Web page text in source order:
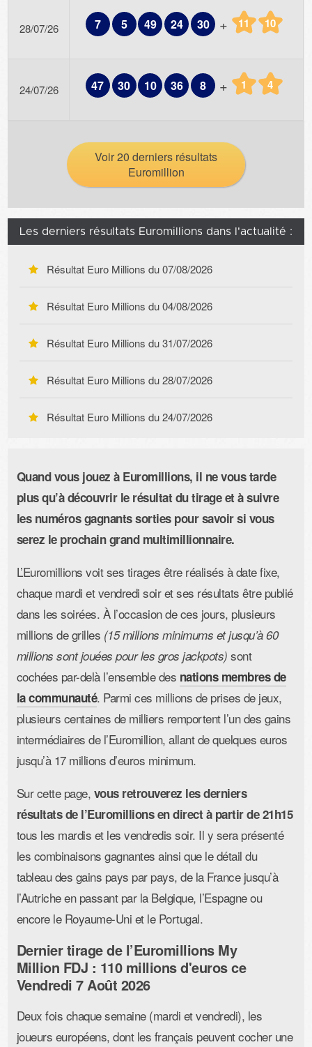
28/07/26 7 5 49 24 30 + 11 10
24/07/26 47 30 10 36 8 + 1 4
Voir 20 derniers résultats
Euromillion
Les derniers résultats Euromillions dans l'actualité :
Résultat Euro Millions du07/08/2026
Résultat Euro Millions du04/08/2026
Résultat Euro Millions du31/07/2026
Résultat Euro Millions du28/07/2026
Résultat Euro Millions du24/07/2026
Quand vous jouez à Euromillions, il ne vous tarde
plus qu’à découvrir le résultat du tirage et à suivre
les numéros gagnants sorties pour savoir si vous
serez le prochain grand multimillionnaire.
L’Euromillions voit ses tirages être réalisés à date fixe,
chaque mardi et vendredi soir et ses résultats être publié
dans les soirées. À l’occasion de ces jours, plusieurs
millions de grilles (15 millions minimums et jusqu’à 60
millions sont jouées pour les gros jackpots)sont
cochées par-delà l’ensemble des nations membres de
la communauté. Parmi ces millions de prises de jeux,
plusieurs centaines de milliers remportent l’un des gains
intermédiaires de l’Euromillion, allant de quelques euros
jusqu’à 17 millions d’euros minimum.
Sur cette page, vous retrouverez les derniers
résultats de l’Euromillions en direct à partir de 21h15
tous les mardis et les vendredis soir. Il y sera présenté
les combinaisons gagnantes ainsi que le détail du
tableau des gains pays par pays, de la France jusqu’à
l’Autriche en passant par la Belgique, l’Espagne ou
encore le Royaume-Uni et le Portugal.
Dernier tirage de l’Euromillions My
Million FDJ : 110 millions d'euros ce
Vendredi 7 Août 2026
Deux fois chaque semaine (mardi et vendredi), les
joueurs européens, dont les français peuvent cocher une